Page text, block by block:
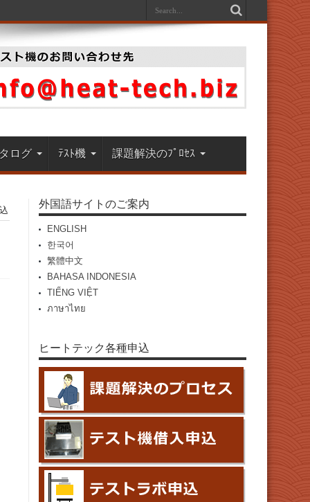
ログ ﾃｽﾄ機 課題解決のﾌﾟﾛｾｽ
外国語サイトのご案内
ENGLISH
한국어
繁體中文
BAHASA INDONESIA
TIẾNG VIỆT
ภาษาไทย
ヒートテック各種申込